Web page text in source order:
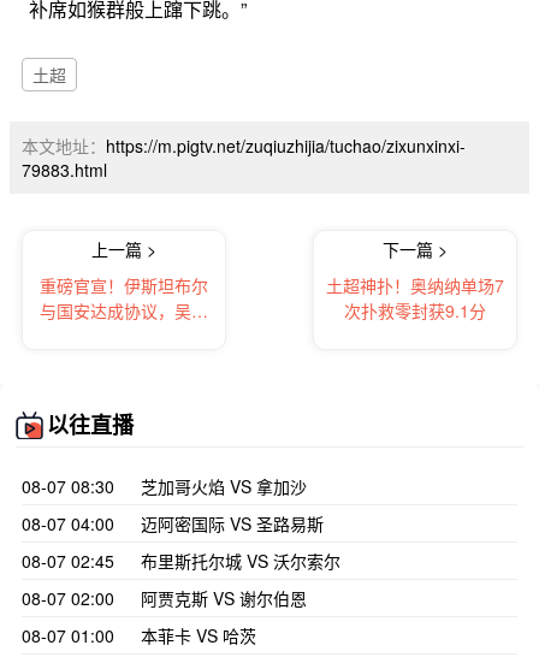
补席如猴群般上蹿下跳。”
土超
本文地址： https://m.pigtv.net/zuqiuzhijia/tuchao/zixunxinxi-
79883.html
上一篇 >
重磅官宣！伊斯坦布尔
与国安达成协议，吴少
下一篇 >
土超神扑！奥纳纳单场7
次扑救零封获9.1分
以往直播
08-07 08:30
芝加哥火焰 VS 拿加沙
08-07 04:00
迈阿密国际 VS 圣路易斯
08-07 02:45
布里斯托尔城 VS 沃尔索尔
08-07 02:00
阿贾克斯 VS 谢尔伯恩
08-07 01:00
本菲卡 VS 哈茨